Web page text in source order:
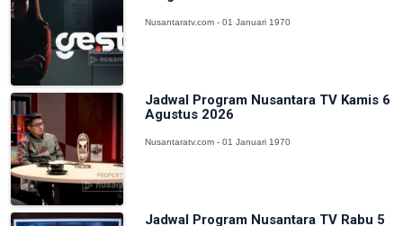
Nusantaratv.com - 01 Januari 1970
Jadwal Program Nusantara TV Kamis 6
Agustus 2026
Nusantaratv.com - 01 Januari 1970
Jadwal Program Nusantara TV Rabu 5